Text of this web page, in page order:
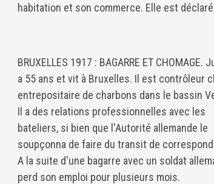
habitation et son commerce. Elle est
BRUXELLES 1917 : BAGARRE ET CHOMAGE.
a 55 ans et vit à Bruxelles. Il est contrôleur
entrepositaire de charbons dans le bassin
Il a des relations professionnelles avec les
bateliers, si bien que l'Autorité allemande le
soupçonna de faire du transit de
A la suite d'une bagarre avec un soldat
perd son emploi pour plusieurs mois.